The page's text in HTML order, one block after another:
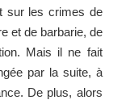
sur les crimes de
et de barbarie, de
Mais il ne fait
par la suite, à
De plus, alors